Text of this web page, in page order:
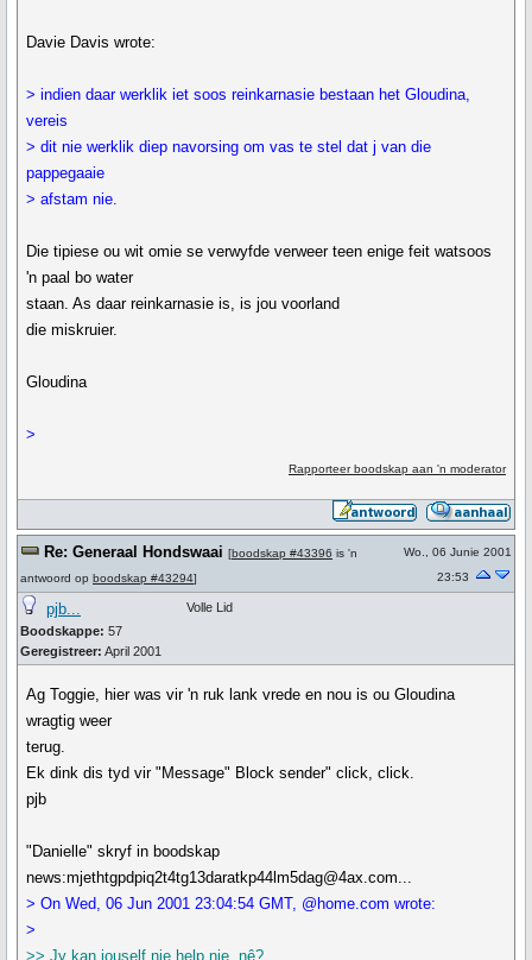
Davie Davis wrote:
> indien daar werklik iet soos reinkarnasie bestaan het Gloudina,
vereis
> dit nie werklik diep navorsing om vas te stel dat j van die
pappegaaie
> afstam nie.
Die tipiese ou wit omie se verwyfde verweer teen enige feit watsoos
'n paal bo water
staan. As daar reinkarnasie is, is jou voorland
die miskruier.
Gloudina
>
Rapporteer boodskap aan 'n moderator
Re: Generaal Hondswaai [boodskap #43396 is 'n
antwoord op boodskap #43294]
Wo., 06 Junie 2001
23:53
pjb...
Boodskappe: 57
Geregistreer: April 2001
Volle Lid
Ag Toggie, hier was vir 'n ruk lank vrede en nou is ou Gloudina
wragtig weer
terug.
Ek dink dis tyd vir "Message" Block sender" click, click.
pjb
"Danielle" skryf in boodskap
news:mjethtgpdpiq2t4tg13daratkp44lm5dag@4ax.com...
> On Wed, 06 Jun 2001 23:04:54 GMT, @home.com wrote:
>
>> Jy kan jouself nie help nie, nê?